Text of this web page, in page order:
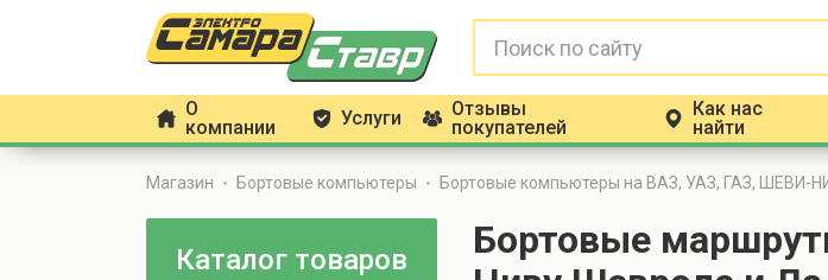
h О
компании
g Услуги f Отзывы
покупателей
m
Как нас
найти
Магазин Бортовые компьютеры Бортовые компьютеры на ВАЗ, УАЗ, ГАЗ, ШЕВИ-
Каталог товаров
Бортовые